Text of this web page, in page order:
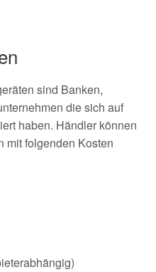
sind Banken,
die sich auf
haben. Händler können
mit folgenden Kosten